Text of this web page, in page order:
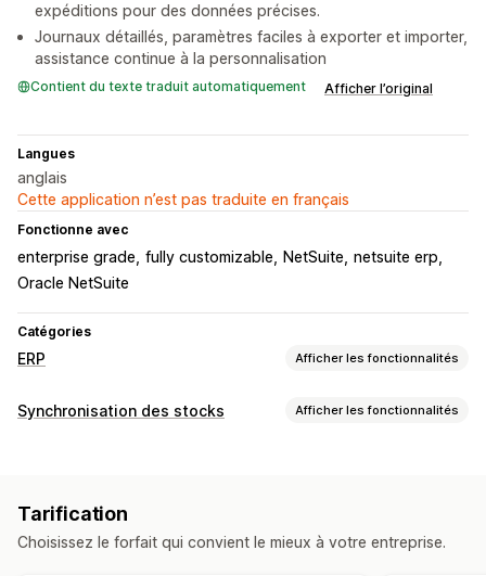
expéditions pour des données précises.
Journaux détaillés, paramètres faciles à exporter et importer,
assistance continue à la personnalisation
Contient du texte traduit automatiquement Afficher l’original
Langues
anglais
Cette application n’est pas traduite en français
Fonctionne avec
enterprise grade fully customizable NetSuite netsuite erp
Oracle NetSuite
Catégories
ERP Afficher les fonctionnalités
Traitement des commandes
Mises à jour des statuts
Comptes clients
Synchronisation des stocks Afficher les fonctionnalités
Groupée En temps réel
Tarification
Choisissez le forfait qui convient le mieux à votre entreprise.